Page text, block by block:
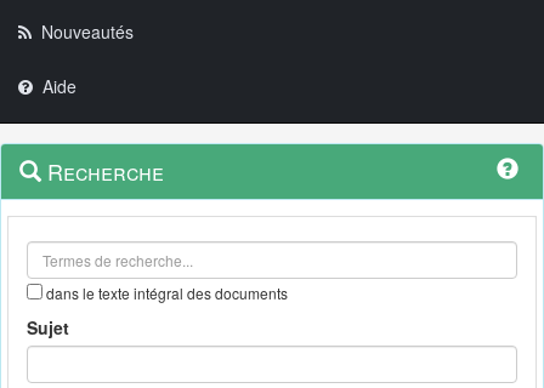
Nouveautés
Aide
Navigation
outils
Menu
contextuel
Recherche
dans le texte intégral des documents
Sujet